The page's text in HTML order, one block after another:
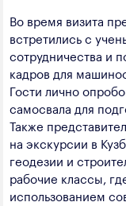
Во время визита
встретились с
сотрудничества и
кадров для
Гости лично
самосвала для
Также
на экскурсии в
геодезии и
рабочие классы,
использованием